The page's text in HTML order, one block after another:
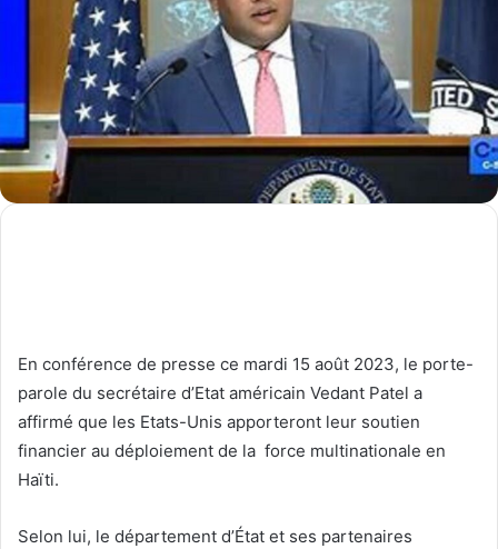
En conférence de presse ce mardi 15 août 2023, le porte-
parole du secrétaire d’Etat américain Vedant Patel a
affirmé que les Etats-Unis apporteront leur soutien
financier au déploiement de la force multinationale en
Haïti.
Selon lui, le département d’État et ses partenaires